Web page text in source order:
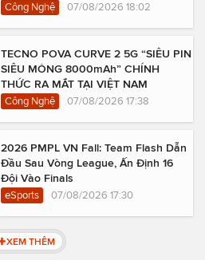
Công Nghệ 07/08/2026 18:02
TECNO POVA CURVE 2 5G “SIÊU PIN
SIÊU MỎNG 8000mAh” CHÍNH
THỨC RA MẮT TẠI VIỆT NAM
Công Nghệ 07/08/2026 17:38
2026 PMPL VN Fall: Team Flash Dẫn
Đầu Sau Vòng League, Ấn Định 16
Đội Vào Finals
eSports 07/08/2026 17:30
XEM THÊM